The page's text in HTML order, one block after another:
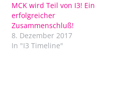
MCK wird Teil von I3! Ein
erfolgreicher
Zusammenschluß!
8. Dezember 2017
In "I3 Timeline"